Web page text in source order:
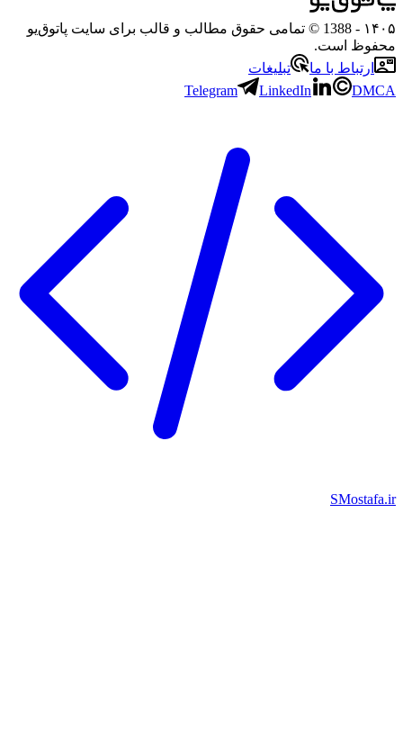
- 1388 © تمامی حقوق مطالب و قالب برای سایت پاتوق‌یو
است.
ارتباط با ما
تبلیغات
Telegram
LinkedIn